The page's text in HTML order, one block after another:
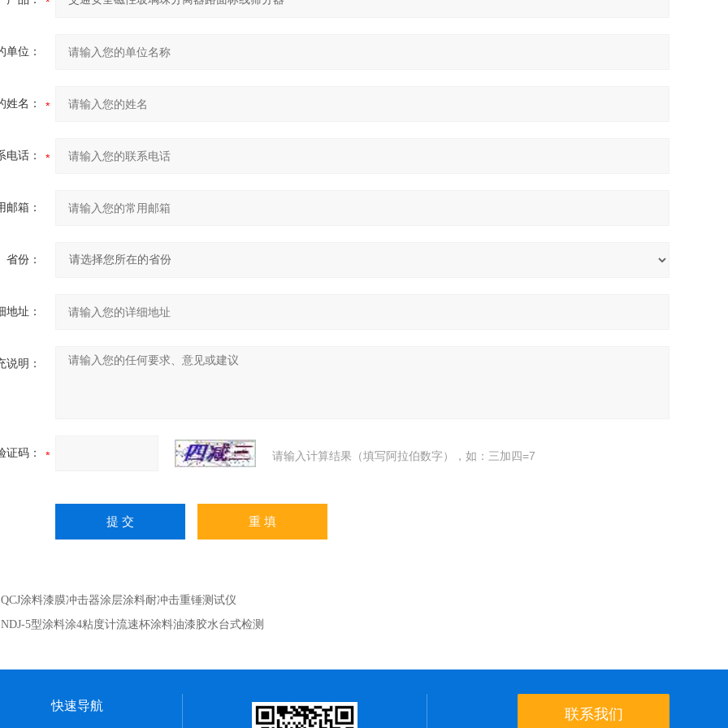
单位：
姓名：
电话：
邮箱：
省份：
地址：
说明：
证码： 请输入计算结果（填写阿拉伯数字），如：三加四=7
QCJ涂料漆膜冲击器涂层涂料耐冲击重锤测试仪
NDJ-5型涂料涂4粘度计流速杯涂料油漆胶水台式检测
快速导航
联系我们